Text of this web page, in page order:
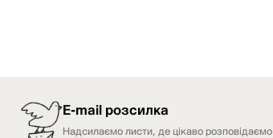
E-mail розсилка
Надсилаємо листи, де цікаво розповідаємо